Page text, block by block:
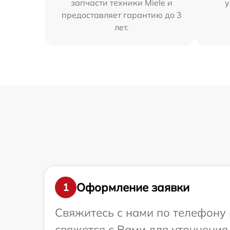
запчасти техники Miele и
предоставляет гарантию до 3
лет.
1
Оформление заявки
Свяжитесь с нами по телефону